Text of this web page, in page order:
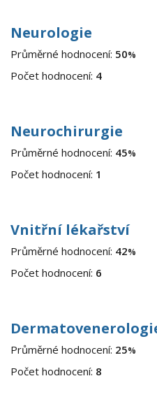
Neurologie
Průměrné hodnocení: 50%
Počet hodnocení: 4
Neurochirurgie
Průměrné hodnocení: 45%
Počet hodnocení: 1
Vnitřní lékařství
Průměrné hodnocení: 42%
Počet hodnocení: 6
Průměrné hodnocení: 25%
Počet hodnocení: 8